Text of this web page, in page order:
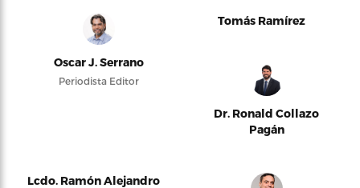
Oscar J. Serrano
Periodista Editor
Tomás Ramírez
Dr. Ronald Collazo
Pagán
Lcdo. Ramón Alejandro